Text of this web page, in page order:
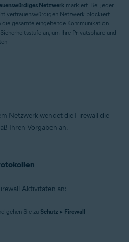
Netzwerk markiert. Bei jeder
vertrauenswürdigen Netzwerk blockiert
gesamte eingehende Kommunikation
an, um Ihre Privatsphäre und
Netzwerk wendet die Firewall die
Ihren Vorgaben an.
Aktivitäten an:
gehen Sie zu Schutz ▸ Firewall.